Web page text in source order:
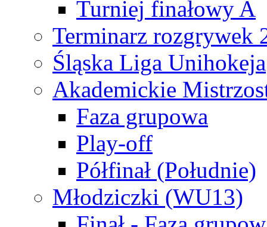
Turniej finałowy A
Terminarz rozgrywek
Śląska Liga Unihokeja
Akademickie
Faza grupowa
Play-off
Półfinał (Południe)
Młodziczki (WU13)